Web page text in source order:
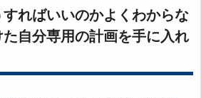
ればいいのかよくわからな
自分専用の計画を手に入れ